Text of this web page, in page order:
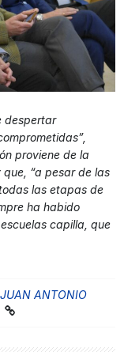
despertar
proviene de la
“a pesar de las
las etapas de
ha habido
capilla, que
JUAN ANTONIO